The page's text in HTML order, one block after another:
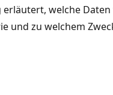
welche
und zu welchem